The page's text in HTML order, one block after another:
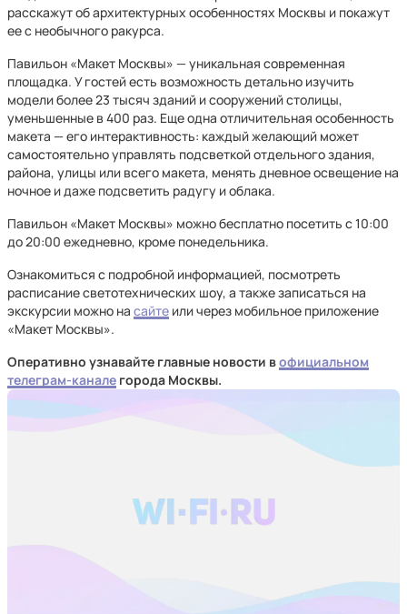
расскажут об архитектурных особенностях Москвы и покажут
ее с необычного ракурса.
Павильон «Макет Москвы» — уникальная современная
площадка. У гостей есть возможность детально изучить
модели более 23 тысяч зданий и сооружений столицы,
уменьшенные в 400 раз. Еще одна отличительная особенность
макета — его интерактивность: каждый желающий может
самостоятельно управлять подсветкой отдельного здания,
района, улицы или всего макета, менять дневное освещение на
ночное и даже подсветить радугу и облака.
Павильон «Макет Москвы» можно бесплатно посетить с 10:00
до 20:00 ежедневно, кроме понедельника.
Ознакомиться с подробной информацией, посмотреть
расписание светотехнических шоу, а также записаться на
экскурсии можно на сайте или через мобильное приложение
«Макет Москвы».
Оперативно узнавайте главные новости вофициальном
телеграм-канале города Москвы.